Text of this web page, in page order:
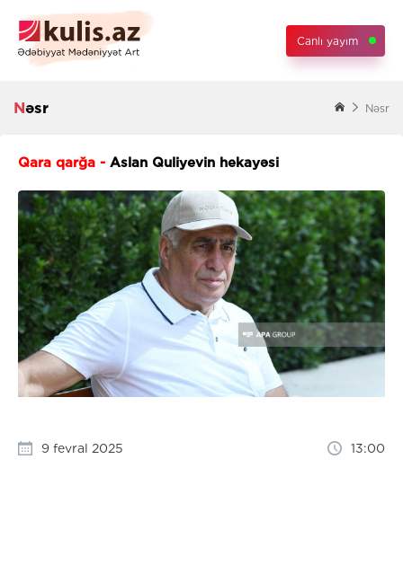
Canlı yayım
Nəsr Nəsr
Qara qarğa - Aslan Quliyevin hekayəsi
9 fevral 2025 13:00